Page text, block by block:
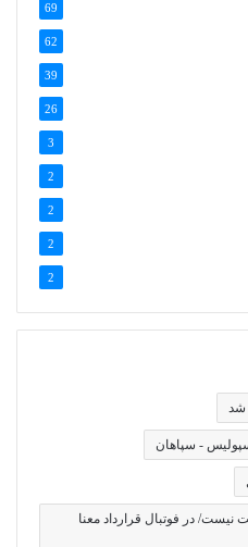
69
62
39
26
3
2
2
2
2
شد
- سپاهان
نیست/ در فوتبال قرارداد معنا